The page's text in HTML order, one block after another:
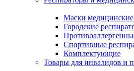
Маски медицинские
Городские
Спортивные
Комплектующие
Товары для инвалидов и